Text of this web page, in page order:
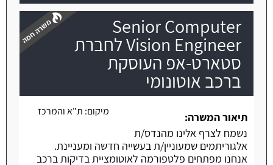
Senior Computer
Vision Engineer לחברת
סטארט-אפ העוסקת
ברכב אוטונומי
מיקום: ת"א והמרכז
תיאור המשרה:
נשמח לצרף אלינו מהנדס/ת
אלגוריתמים שמעוניין/ת בעשייה חדשה ומעניינת.
אנחנו מפתחים פלטפורמה לאוטומציית בדיקות ברכב